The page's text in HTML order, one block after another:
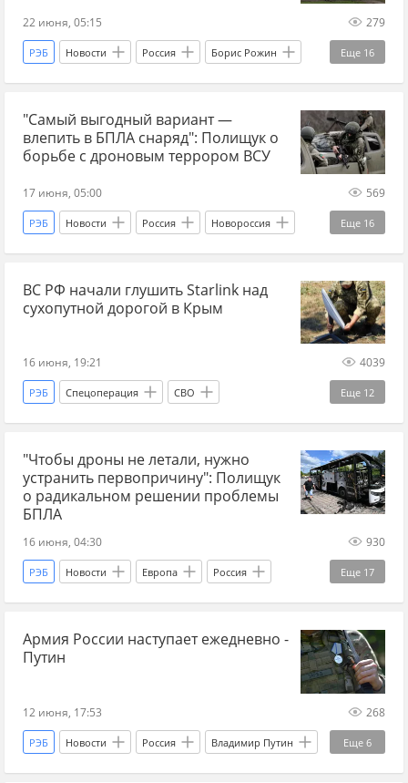
новости СВО Спецоперация сводка СВО
22 июня, 05:15 279
Еще 16
РЭБ Новости Россия Борис Рожин
Украина.ру НАТО Starlink
технологии СВО сводка СВО
новости СВО Россия прогнозы СВО
новости СВО Спецоперация
Главные новости
"Самый выгодный вариант —
влепить в БПЛА снаряд": Полищук о
борьбе с дроновым террором ВСУ
17 июня, 05:00 569
Еще 16
РЭБ Новости Россия Новороссия
Калининград Украина.ру беспилотники
дроны СВО сводка СВО
новости СВО сейчас дзен новости СВО
Спецоперация ИИ (искусственный интеллект)
новости России
ВС РФ начали глушить Starlink над
сухопутной дорогой в Крым
16 июня, 19:21 4039
Еще 12
РЭБ Спецоперация СВО
новости СВО Россия дзен новости СВО
Россия Крым Starlink связь
Украина Вооруженные силы Украины
Украина.ру
Новороссия
"Чтобы дроны не летали, нужно
устранить первопричину": Полищук
о радикальном решении проблемы
БПЛА
16 июня, 04:30 930
Еще 17
РЭБ Новости Европа Россия
Главные новости главное Новороссия
дроны БПЛА война
война на Украине
прогнозы СВО новости СВО сейчас
Армия России наступает ежедневно -
Путин
12 июня, 17:53 268
Еще 6
РЭБ Новости Россия Владимир Путин
Украина.ру ВПК БПЛА ПВО